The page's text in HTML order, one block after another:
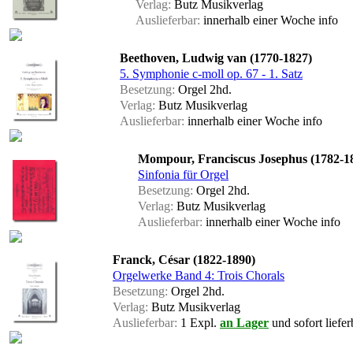
Verlag: Butz Musikverlag
Auslieferbar: innerhalb einer Woche info
Beethoven, Ludwig van (1770-1827)
5. Symphonie c-moll op. 67 - 1. Satz
Besetzung: Orgel 2hd.
Verlag: Butz Musikverlag
Auslieferbar: innerhalb einer Woche info
Mompour, Franciscus Josephus (1782-
Sinfonia für Orgel
Besetzung: Orgel 2hd.
Verlag: Butz Musikverlag
Auslieferbar: innerhalb einer Woche info
Franck, César (1822-1890)
Orgelwerke Band 4: Trois Chorals
Besetzung: Orgel 2hd.
Verlag: Butz Musikverlag
Auslieferbar: 1 Expl. an Lager und sofort